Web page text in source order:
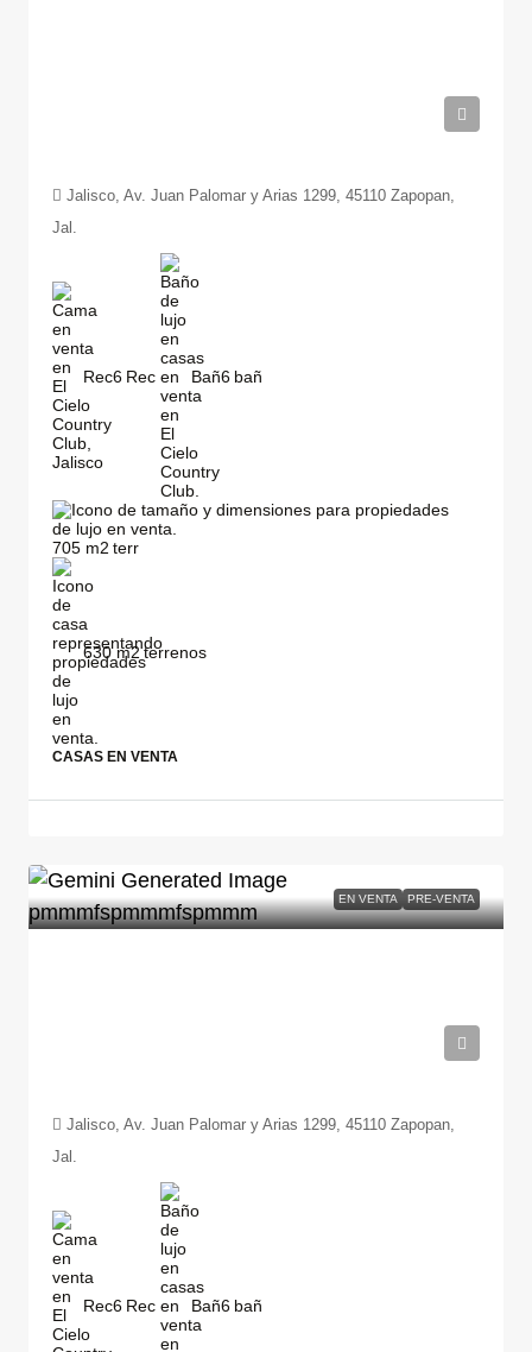
Jalisco, Av. Juan Palomar y Arias 1299, 45110 Zapopan,
Jal.
Rec6 Bañ6
705 m2
630 m2
CASAS EN VENTA
EN VENTA PRE-VENTA
Jalisco, Av. Juan Palomar y Arias 1299, 45110 Zapopan,
Jal.
Rec6 Bañ6